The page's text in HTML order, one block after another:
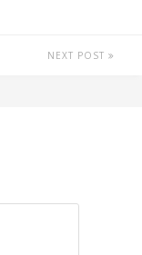
NEXT POST